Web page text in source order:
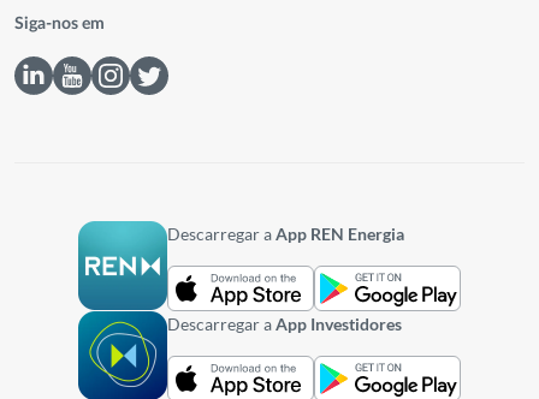
Siga-nos em
Descarregar aApp REN Energia
Descarregar aApp Investidores